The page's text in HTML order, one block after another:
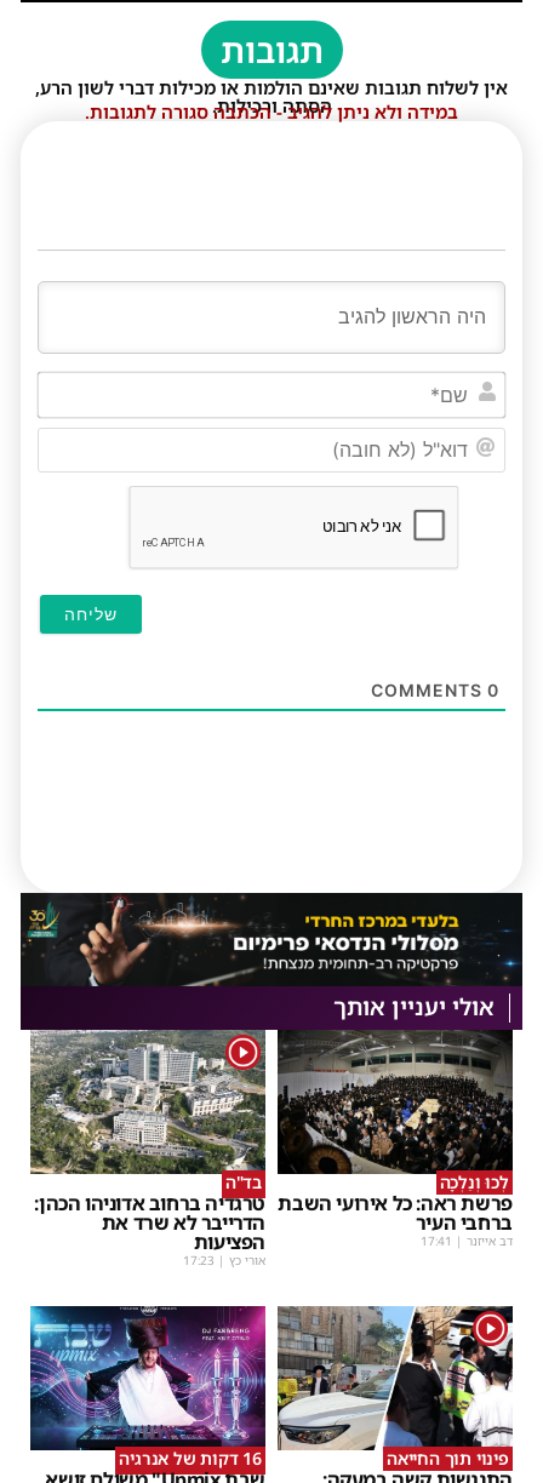
תגובות
אין לשלוח תגובות שאינם הולמות או מכילות דברי לשון הרע,
הסתה ורכילות.
במידה ולא ניתן להגיב - הכתבה סגורה לתגובות.
0
אולי יעניין אותך
לְכוּ וְנֵלְכָה
פרשת ראה: כל אירועי השבת
ברחבי העיר
דב אייזנר |
17:41
1
בד"ה
טרגדיה ברחוב אדוניהו הכהן:
הדרייבר לא שרד את
הפציעות
אורי כץ |
17:23
1
פינוי תוך החייאה 16 דקות של אנרגיה